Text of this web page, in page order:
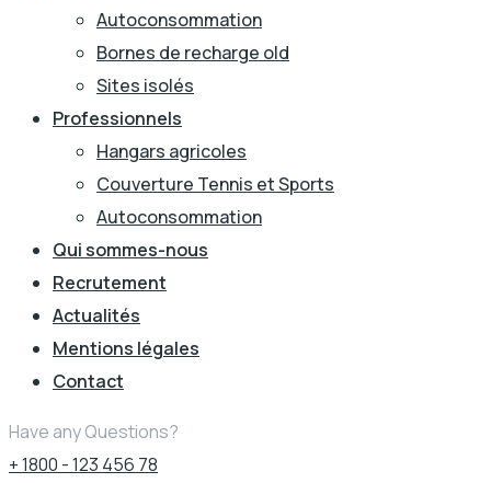
Autoconsommation
Bornes de recharge old
Sites isolés
Professionnels
Hangars agricoles
Couverture Tennis et Sports
Autoconsommation
Qui sommes-nous
Recrutement
Actualités
Mentions légales
Contact
Have any Questions?
+ 1800 - 123 456 78